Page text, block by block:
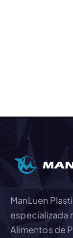
ManLuen
especializada
Alimentos de